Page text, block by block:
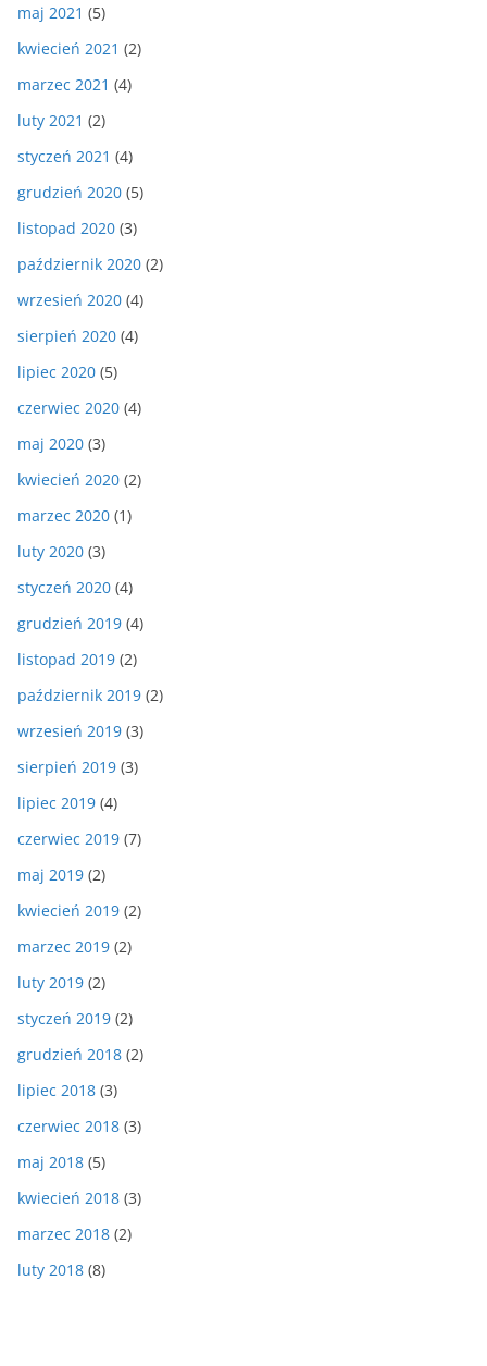
maj 2021 (5)
kwiecień 2021 (2)
marzec 2021 (4)
luty 2021 (2)
styczeń 2021 (4)
grudzień 2020 (5)
listopad 2020 (3)
październik 2020 (2)
wrzesień 2020 (4)
sierpień 2020 (4)
lipiec 2020 (5)
czerwiec 2020 (4)
maj 2020 (3)
kwiecień 2020 (2)
marzec 2020 (1)
luty 2020 (3)
styczeń 2020 (4)
grudzień 2019 (4)
listopad 2019 (2)
październik 2019 (2)
wrzesień 2019 (3)
sierpień 2019 (3)
lipiec 2019 (4)
czerwiec 2019 (7)
maj 2019 (2)
kwiecień 2019 (2)
marzec 2019 (2)
luty 2019 (2)
styczeń 2019 (2)
grudzień 2018 (2)
lipiec 2018 (3)
czerwiec 2018 (3)
maj 2018 (5)
kwiecień 2018 (3)
marzec 2018 (2)
luty 2018 (8)